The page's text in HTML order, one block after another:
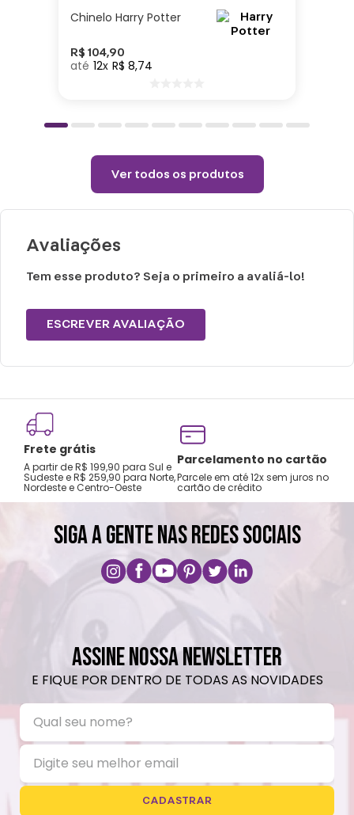
detergente neutro.
Não vai ao micro-ondas, nem a lava-
Não utilizar químicos e abrasivos.
quebrar o produto, pois trata-se de um
Chinelo Harry Potter
R$ 104,90
12 R$ 8,74
Ver todos os produtos
Avaliações
Tem esse produto? Seja o primeiro a avaliá-lo!
ESCREVER AVALIAÇÃO
Frete grátis
A partir de R$ 199,90 para Sul e
Sudeste e R$ 259,90 para Norte,
Nordeste e Centro-Oeste
Parcelamento no cartão
Parcele em até 12x sem juros no
cartão de crédito
SIGA A GENTE NAS REDES SOCIAIS
ASSINE NOSSA NEWSLETTER
E FIQUE POR DENTRO DE TODAS AS NOVIDADES
CADASTRAR